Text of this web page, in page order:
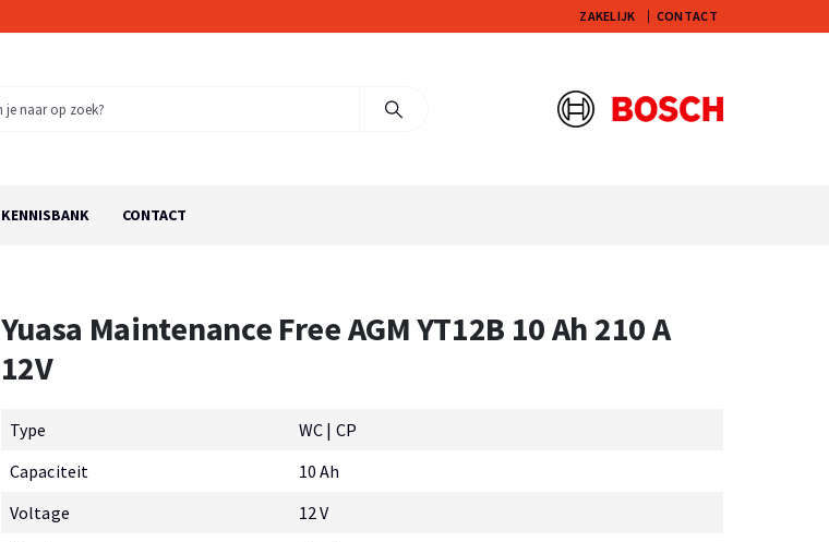
ZAKELIJK CONTACT
KENNISBANK CONTACT
Yuasa Maintenance Free AGM YT12B 10 Ah 210 A
12V
Type
WC | CP
Capaciteit
10 Ah
Voltage
12 V